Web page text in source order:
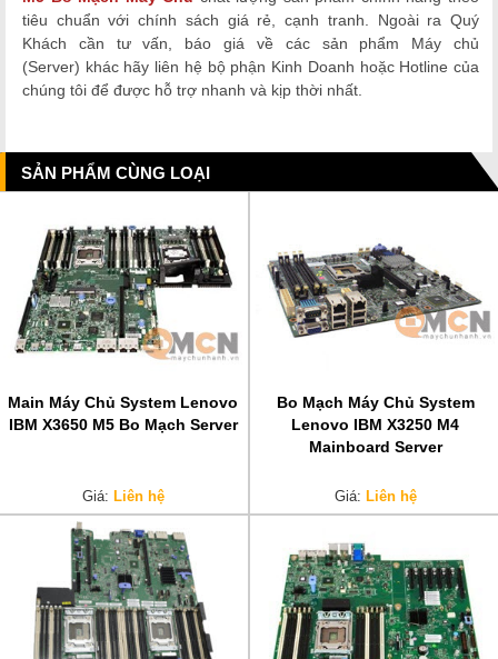
tiêu chuẩn với chính sách giá rẻ, cạnh tranh. Ngoài ra Quý
Khách cần tư vấn, báo giá về các sản phẩm Máy chủ
(Server) khác hãy liên hệ bộ phận Kinh Doanh hoặc Hotline của
chúng tôi để được hỗ trợ nhanh và kịp thời nhất.
SẢN PHẨM CÙNG LOẠI
Main Máy Chủ System Lenovo
IBM X3650 M5 Bo Mạch Server
Giá: Liên hệ
Bo Mạch Máy Chủ System
Lenovo IBM X3250 M4
Mainboard Server
Giá: Liên hệ